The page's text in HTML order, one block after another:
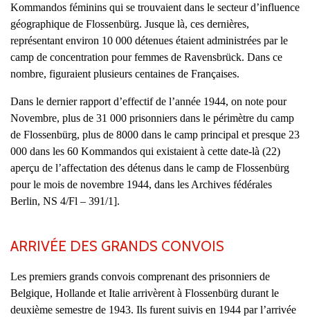
Kommandos féminins qui se trouvaient dans le secteur d’influence
géographique de Flossenbürg. Jusque là, ces dernières,
représentant environ 10 000 détenues étaient administrées par le
camp de concentration pour femmes de Ravensbrück. Dans ce
nombre, figuraient plusieurs centaines de Françaises.
Dans le dernier rapport d’effectif de l’année 1944, on note pour
Novembre, plus de 31 000 prisonniers dans le périmètre du camp
de Flossenbürg, plus de 8000 dans le camp principal et presque 23
000 dans les 60 Kommandos qui existaient à cette date-là (22)
aperçu de l’affectation des détenus dans le camp de Flossenbürg
pour le mois de novembre 1944, dans les Archives fédérales
Berlin, NS 4/Fl – 391/1].
ARRIVÉE DES GRANDS CONVOIS
Les premiers grands convois comprenant des prisonniers de
Belgique, Hollande et Italie arrivèrent à Flossenbürg durant le
deuxième semestre de 1943. Ils furent suivis en 1944 par l’arrivée